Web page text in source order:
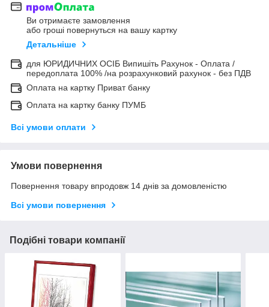
Ви отримаєте замовлення
або гроші повернуться на вашу картку
Детальніше
для ЮРИДИЧНИХ ОСІБ Випишіть Рахунок - Оплата /
передоплата 100% /на розрахунковий рахунок - без ПДВ
Оплата на картку Приват банку
Оплата на картку банку ПУМБ
Всі умови оплати
Умови повернення
Повернення товару впродовж 14 днів за домовленістю
Всі умови повернення
Подібні товари компанії